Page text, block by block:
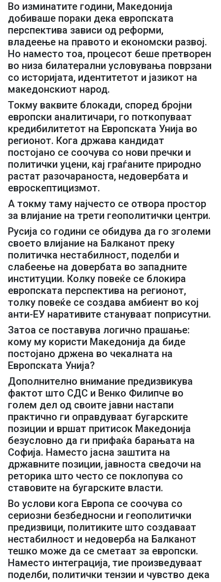
Во изминатите години, Македонија
добиваше пораки дека европската
перспектива зависи од реформи,
владеење на правото и економски развој.
Но наместо тоа, процесот беше претворен
во низа билатерални условувања поврзани
со историјата, идентитетот и јазикот на
македонскиот народ.
Токму ваквите блокади, според бројни
европски аналитичари, го поткопуваат
кредибилитетот на Европската Унија во
регионот. Кога држава кандидат
постојано се соочува со нови пречки и
политички уцени, кај граѓаните природно
растат разочараноста, недовербата и
евроскептицизмот.
А токму таму најчесто се отвора простор
за влијание на трети геополитички центри.
Русија со години се обидува да го зголеми
своето влијание на Балканот преку
политичка нестабилност, поделби и
слабеење на довербата во западните
институции. Колку повеќе се блокира
европската перспектива на регионот,
толку повеќе се создава амбиент во кој
анти-ЕУ наративите стануваат поприсутни.
Затоа се поставува логично прашање:
кому му користи Македонија да биде
постојано држена во чекалната на
Европската Унија?
Дополнително внимание предизвикува
фактот што СДС и Венко Филипче во
голем дел од своите јавни настапи
практично ги оправдуваат бугарските
позиции и вршат притисок Македонија
безусловно да ги прифаќа барањата на
Софија. Наместо јасна заштита на
државните позиции, јавноста сведочи на
реторика што често се поклопува со
ставовите на бугарските власти.
Во услови кога Европа се соочува со
сериозни безбедносни и геополитички
предизвици, политиките што создаваат
нестабилност и недоверба на Балканот
тешко може да се сметаат за европски.
Наместо интеграција, тие произведуваат
поделби, политички тензии и чувство дека